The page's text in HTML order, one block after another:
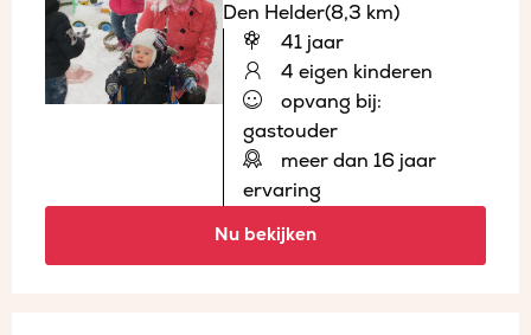
Den Helder(8,3 km)
41 jaar
4 eigen kinderen
opvang bij:
gastouder
meer dan 16 jaar
ervaring
Nu bekijken